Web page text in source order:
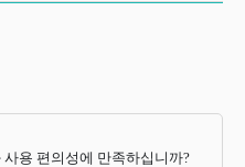
용 편의성에 만족하십니까?